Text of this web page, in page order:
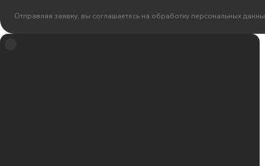
Отправляя заявку, вы соглашаетесь на обработку персональных